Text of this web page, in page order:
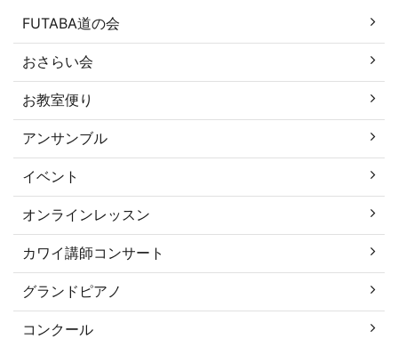
FUTABA道の会
おさらい会
お教室便り
アンサンブル
イベント
オンラインレッスン
カワイ講師コンサート
グランドピアノ
コンクール